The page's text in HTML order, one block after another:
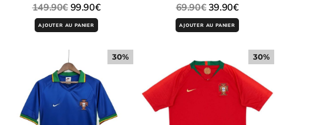
149.90€ 99.90€
AJOUTER AU PANIER
69.90€39.90€
AJOUTER AU PANIER
30% 30%